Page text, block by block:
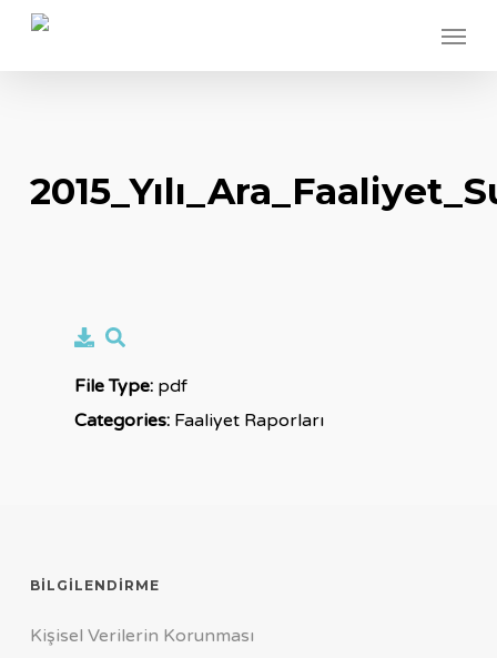
Skip
Menu
File Type: pdf
Categories: Faaliyet Raporları
BILGILENDIRME
Kişisel Verilerin Korunması